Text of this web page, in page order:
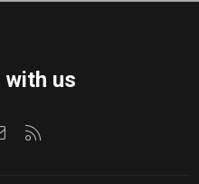
with us
Kontaktirajte nas